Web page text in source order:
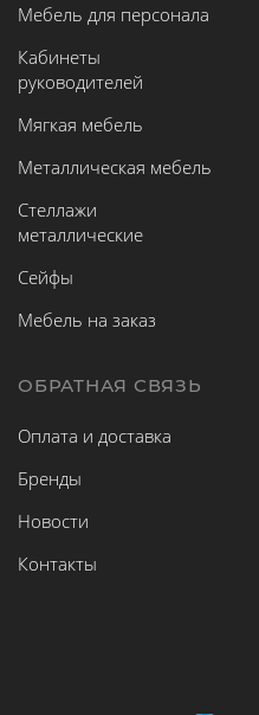
Мебель для персонала
Кабинеты
руководителей
Мягкая мебель
Металлическая мебель
Стеллажи
металлические
Сейфы
Мебель на заказ
ОБРАТНАЯ СВЯЗЬ
Оплата и доставка
Бренды
Новости
Контакты